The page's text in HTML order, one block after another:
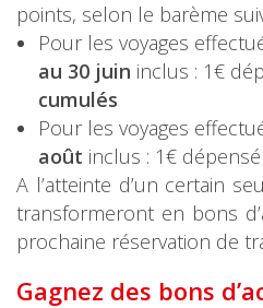
points, selon le barème
Pour les voyages
au 30 juin inclus : 1€
cumulés
Pour les voyages
août inclus : 1€
A l’atteinte d’un certain
transformeront en bons
prochaine réservation de
Gagnez des bons